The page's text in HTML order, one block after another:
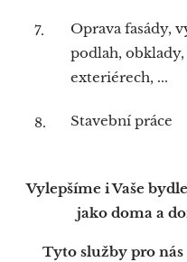
Oprava fasády,
podlah,
exteriérech, ...
Stavební práce
Vylepšíme i Vaše
jako doma a
Tyto služby pro